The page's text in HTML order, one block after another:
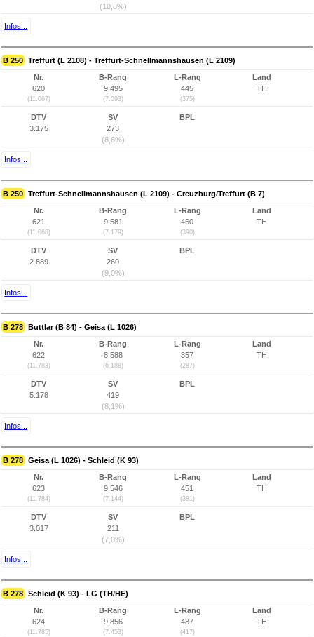
(10,8%)
Infos...
B 250 Treffurt (L 2108) - Treffurt-Schnellmannshausen (L 2109)
Nr.
620
(11.067)
B-Rang
9.495
(7.093)
L-Rang
445
(375)
Land
TH
DTV
3.175
SV
273
(8,6%)
BPL
Infos...
B 250 Treffurt-Schnellmannshausen (L 2109) - Creuzburg/Treffurt (B 7)
Nr.
621
(11.068)
B-Rang
9.581
(7.179)
L-Rang
460
(390)
Land
TH
DTV
2.889
SV
260
(9,0%)
BPL
Infos...
B 278 Buttlar (B 84) - Geisa (L 1026)
Nr.
622
(11.783)
B-Rang
8.588
(6.188)
L-Rang
357
(287)
Land
TH
DTV
5.178
SV
419
(8,1%)
BPL
Infos...
B 278 Geisa (L 1026) - Schleid (K 93)
Nr.
623
(11.784)
B-Rang
9.546
(7.144)
L-Rang
451
(381)
Land
TH
DTV
3.017
SV
211
(7,0%)
BPL
Infos...
B 278 Schleid (K 93) - LG (TH/HE)
Nr.
624
(11.785)
B-Rang
9.856
(7.453)
L-Rang
487
(417)
Land
TH